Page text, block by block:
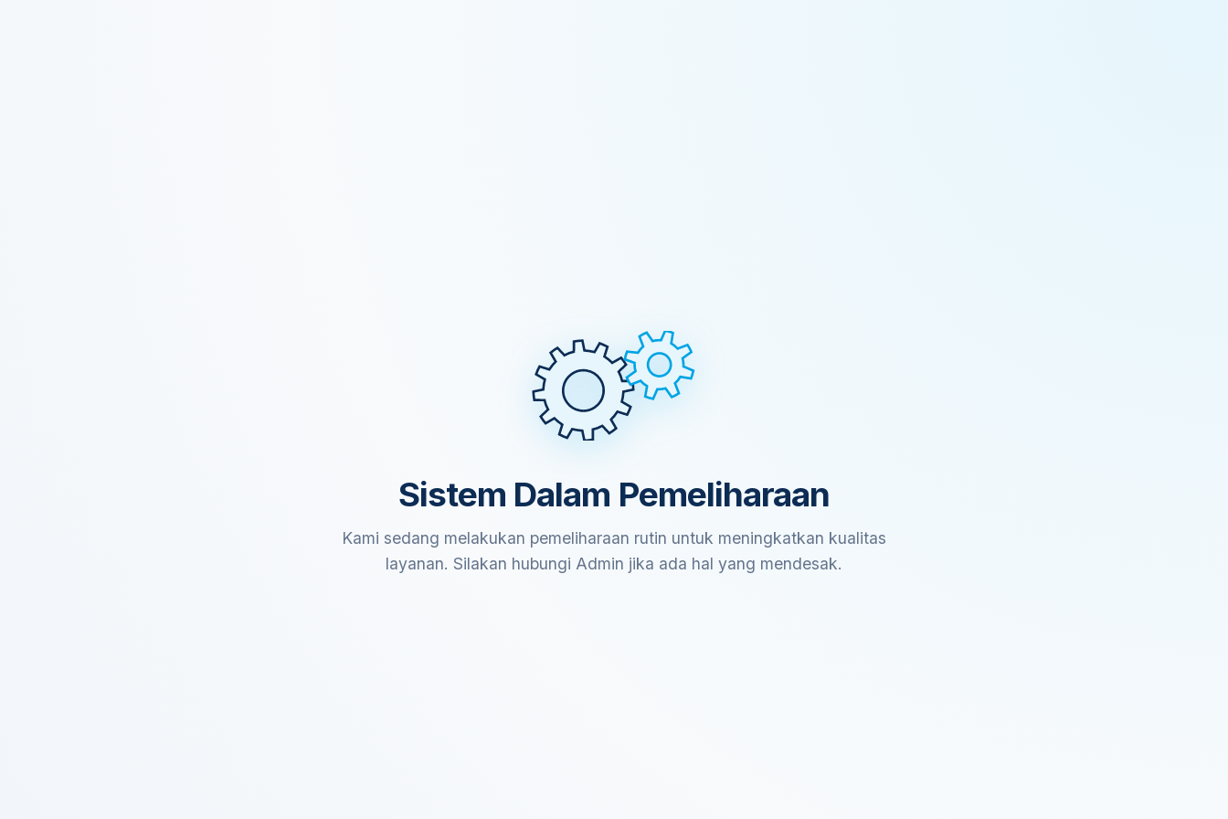
Sistem Dalam Pemeliharaan
Kami sedang melakukan pemeliharaan rutin untuk meningkatkan kualitas
layanan. Silakan hubungi Admin jika ada hal yang mendesak.